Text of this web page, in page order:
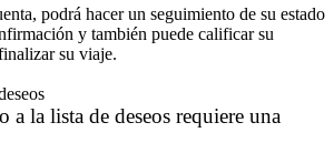
podrá hacer un seguimiento de su estado
y también puede calificar su
su viaje.
a la lista de deseos requiere una